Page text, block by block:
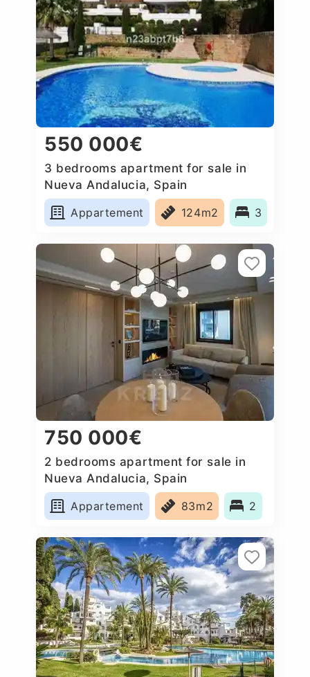
550 000€
3 bedrooms apartment for sale in
Nueva Andalucia, Spain
Appartement
124m2 3
750 000€
2 bedrooms apartment for sale in
Nueva Andalucia, Spain
Appartement
83m2 2